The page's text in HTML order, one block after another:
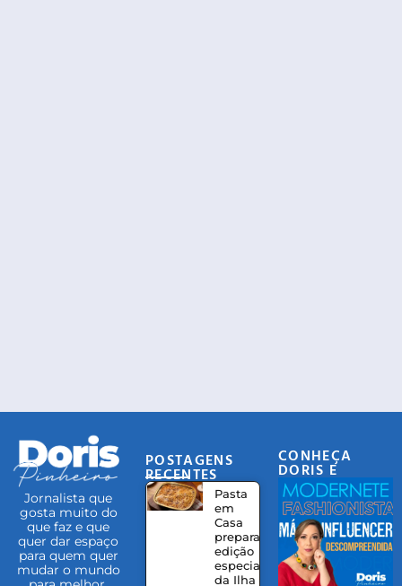
Jornalista que
gosta muito do
que faz e que
quer dar espaço
para quem quer
mudar o mundo
POSTAGENS
RECENTES
Pasta
em
Casa
prepara
edição
especial
da Ilha
CONHEÇA
DORIS E
EQUIPE